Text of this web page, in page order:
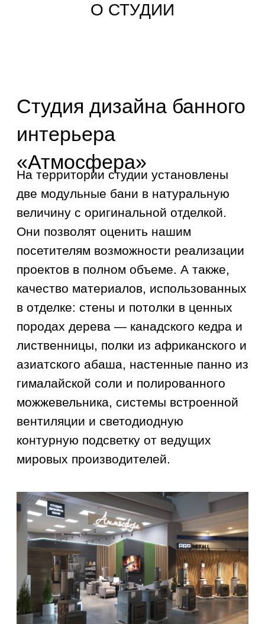
О СТУДИИ
две модульные бани в натуральную
породах дерева — канадского кедра и
лиственницы, полки из африканского и
азиатского абаша, настенные панно из
гималайской соли и полированного
можжевельника, системы встроенной
вентиляции и светодиодную
контурную подсветку от ведущих
мировых производителей.